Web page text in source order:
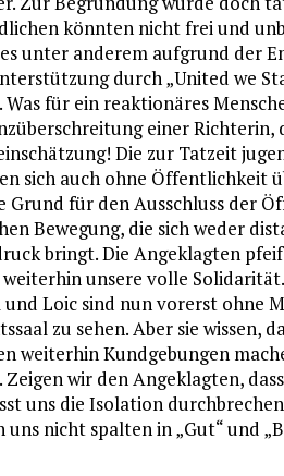
könnten nicht frei und
unter anderem aufgrund der
durch „United we
Was für ein reaktionäres
einer Richterin,
Die zur Tatzeit
sich auch ohne Öffentlichkeit
Grund für den Ausschluss der
Bewegung, die sich weder
bringt. Die Angeklagten
unsere volle Solidarität.
und Loic sind nun vorerst ohne
zu sehen. Aber sie wissen,
weiterhin Kundgebungen
Zeigen wir den Angeklagten,
uns die Isolation
uns nicht spalten in „Gut“ und